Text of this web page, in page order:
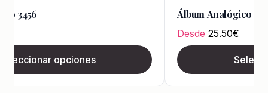
3456
opciones
Álbum Analógico
Desde 25.50€